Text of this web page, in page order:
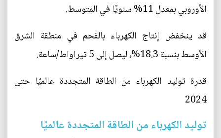
الأوروبي بمعدل 11% سنويًا في المتوسط.
قد ينخفض إنتاج الكهرباء بالفحم في منطقة الشرق
الأوسط بنسبة 18.3%، ليصل إلى 5 تيراواط/ساعة.
قدرة توليد الكهرباء من الطاقة المتجددة عالميًا حتى
2024
توليد الكهرباء من الطاقة المتجددة عالميًا